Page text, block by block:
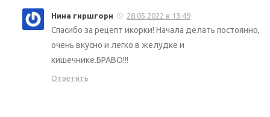
Нина гиршгорн 28.05.2022 в 13:49
Спасибо за рецепт икорки! Начала делать постоянно,
очень вкусно и легко в желудке и
кишечнике.БРАВО!!!
Ответить